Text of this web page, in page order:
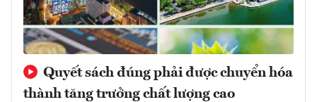
Quyết sách đúng phải được chuyển hóa
thành tăng trưởng chất lượng cao